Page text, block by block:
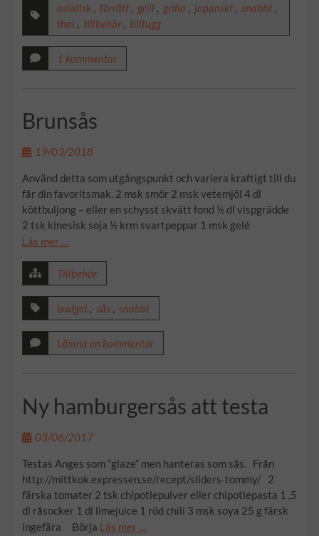
asiatisk förrätt grill grilla japanskt snabbt
thai
tillbehör tilltugg
1 kommentar
Brunsås
19/03/2018
Använd detta som utgångspunkt och variera kraftigt till du
får din favoritsmak. 2 msk smör 2 msk vetemjöl 4 dl
köttbuljong – eller en schysst skvätt fond ½ dl vispgrädde
2 tsk kinesisk soja ½ krm svartpeppar 1 msk gelé
Läs mer …
Tillbehör
budget , sås , snabbt
Lämna en kommentar
Ny hamburgersås att testa
03/06/2017
Testas Anges som ”glaze” men hanteras som sås. Från
http://mittkok.expressen.se/recept/sliders-tommy/ 2
färska tomater 2 tsk chipotlepulver eller chipotlepasta 1 ,5
dl råsocker 1 dl limejuice 1 röd chili 3 msk soya 25 g färsk
ingefära Börja Läs mer …